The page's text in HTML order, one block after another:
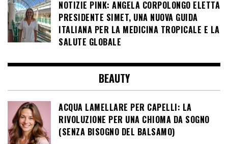
NOTIZIE PINK: ANGELA CORPOLONGO ELETTA
PRESIDENTE SIMET, UNA NUOVA GUIDA
ITALIANA PER LA MEDICINA TROPICALE E LA
SALUTE GLOBALE
BEAUTY
ACQUA LAMELLARE PER CAPELLI: LA
RIVOLUZIONE PER UNA CHIOMA DA SOGNO
(SENZA BISOGNO DEL BALSAMO)